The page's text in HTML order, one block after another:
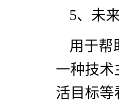
5、未
用于帮
一种技术
活目标等